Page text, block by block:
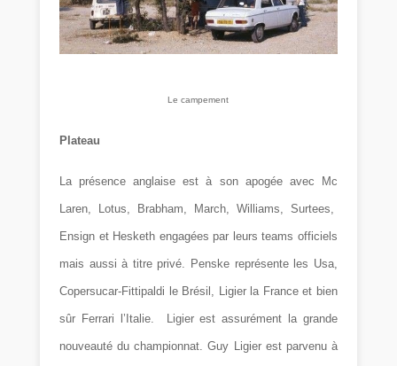
Le campement
Plateau
La présence anglaise est à son apogée avec Mc
Laren, Lotus, Brabham, March, Williams, Surtees,
Ensign et Hesketh engagées par leurs teams officiels
mais aussi à titre privé. Penske représente les Usa,
Copersucar-Fittipaldi le Brésil, Ligier la France et bien
sûr Ferrari l’Italie. Ligier est assurément la grande
nouveauté du championnat. Guy Ligier est parvenu à